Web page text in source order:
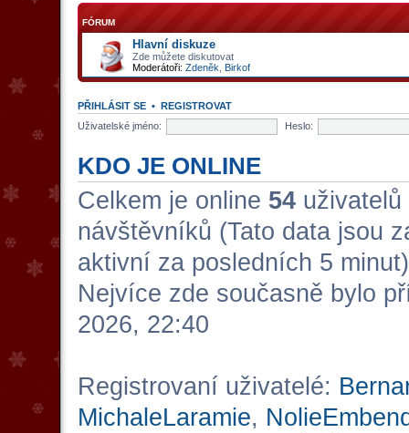
FÓRUM
Hlavní diskuze
Zde můžete diskutovat
Moderátoři: Zdeněk, Birkof
PŘIHLÁSIT SE •
REGISTROVAT
Uživatelské jméno:
Heslo:
KDO JE ONLINE
Celkem je online 54
návštěvníků (Tato data jsou
aktivní za posledních 5 minut)
Nejvíce zde současně bylo
2026, 22:40
Registrovaní uživatelé:
MichaleLaramie,